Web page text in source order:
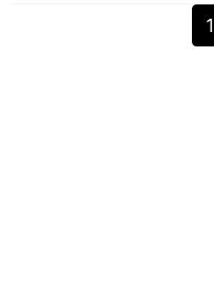
1